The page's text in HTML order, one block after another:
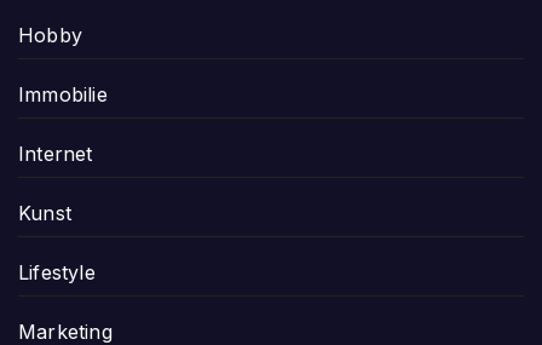
Hobby
Immobilie
Internet
Kunst
Lifestyle
Marketing